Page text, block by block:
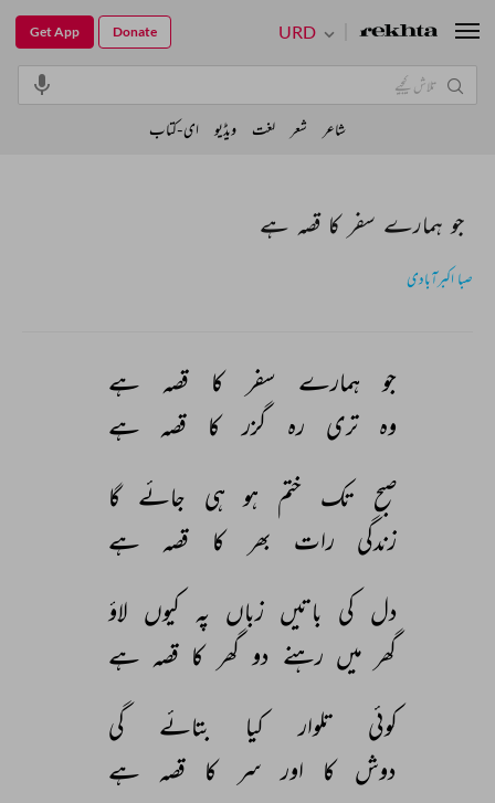
جو ہمارے سفر کا قصہ ہے
صبا اکبرآبادی
جو ہمارے سفر کا قصہ
ہے
وہ
تری رہ گزر کا قصہ
ہے
صبح تک ختم ہو ہی جائے گا
زندگی
رات بھر کا قصہ
ہے
دل کی باتیں زباں پہ کیوں لاؤ
گھر میں رہنے دو گھر کا قصہ ہے
کوئی
تلوار کیا بتائے
گی
دوش کا اور سر کا قصہ
ہے
URD
Get App Donate
شاعر شعر لغت ویڈیو ای-کتاب